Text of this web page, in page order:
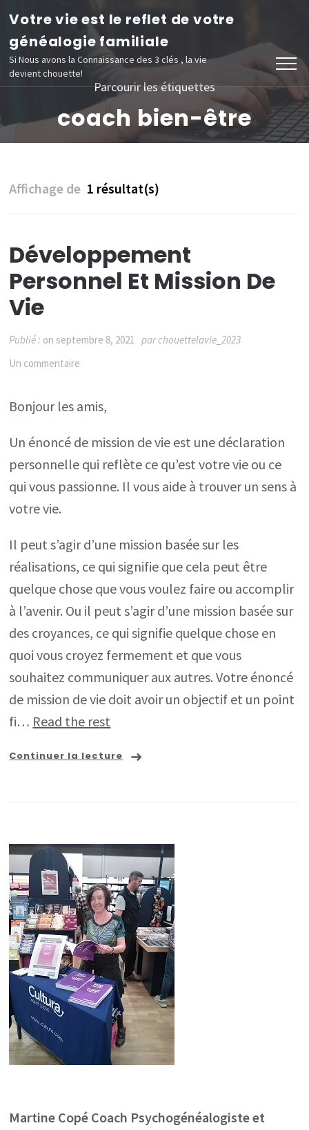
Aller
contenu
(Pressez
Votre vie est le reflet de votre
généalogie familiale
Si Nous avons la Connaissance des 3 clés , la vie
devient chouette!
Parcourir les étiquettes
coach bien-être
Affichage de 1 résultat(s)
Développement
Personnel Et Mission De
Vie
Publié : onseptembre 8, 2021 parchouettelavie_2023
Un commentaire
personnel
mission
de
vie
Bonjour les amis,
Un énoncé de mission de vie est une déclaration
personnelle qui reflète ce qu’est votre vie ou ce
qui vous passionne. Il vous aide à trouver un sens à
votre vie.
Il peut s’agir d’une mission basée sur les
réalisations, ce qui signifie que cela peut être
quelque chose que vous voulez faire ou accomplir
à l’avenir. Ou il peut s’agir d’une mission basée sur
des croyances, ce qui signifie quelque chose en
quoi vous croyez fermement et que vous
souhaitez communiquer aux autres. Votre énoncé
de mission de vie doit avoir un objectif et un point
fi… Read the rest
Continuer la lecture
Martine Copé Coach Psychogénéalogiste et